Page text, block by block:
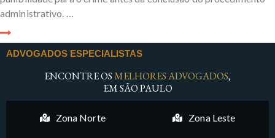
administrativo. …
ADVOGADOS ESPECIALISTAS
ENCONTRE OSMELHORES ADVOGADOS,
EM SÃO PAULO
Zona Norte Zona Leste